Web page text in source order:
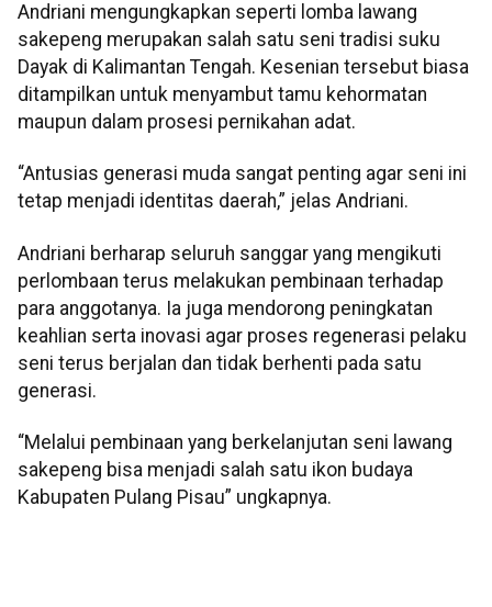
Andriani mengungkapkan seperti lomba lawang
sakepeng merupakan salah satu seni tradisi suku
Dayak di Kalimantan Tengah. Kesenian tersebut biasa
ditampilkan untuk menyambut tamu kehormatan
maupun dalam prosesi pernikahan adat.
“Antusias generasi muda sangat penting agar seni ini
tetap menjadi identitas daerah,” jelas Andriani.
Andriani berharap seluruh sanggar yang mengikuti
perlombaan terus melakukan pembinaan terhadap
para anggotanya. Ia juga mendorong peningkatan
keahlian serta inovasi agar proses regenerasi pelaku
seni terus berjalan dan tidak berhenti pada satu
generasi.
“Melalui pembinaan yang berkelanjutan seni lawang
sakepeng bisa menjadi salah satu ikon budaya
Kabupaten Pulang Pisau” ungkapnya.